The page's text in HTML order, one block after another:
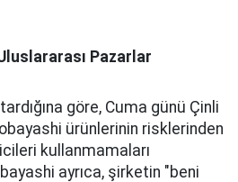
Pazarlar
göre, Cuma günü Çinli
ürünlerinin risklerinden
kullanmamaları
ayrıca, şirketin "beni